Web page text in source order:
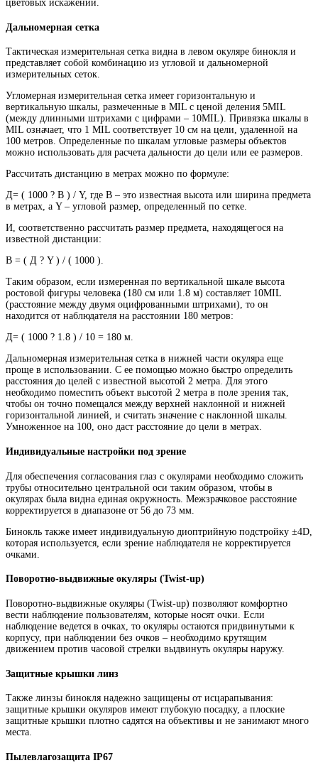
цветовых искажений.
Дальномерная сетка
Тактическая измерительная сетка видна в левом окуляре бинокля и
представляет собой комбинацию из угловой и дальномерной
измерительных сеток.
Угломерная измерительная сетка имеет горизонтальную и
вертикальную шкалы, размеченные в MIL с ценой деления 5MIL
(между длинными штрихами с цифрами – 10MIL). Привязка шкалы в
MIL означает, что 1 MIL соответствует 10 см на цели, удаленной на
100 метров. Определенные по шкалам угловые размеры объектов
можно использовать для расчета дальности до цели или ее размеров.
Рассчитать дистанцию в метрах можно по формуле:
Д= ( 1000 ? В ) / Y, где В – это известная высота или ширина предмета
в метрах, а Y – угловой размер, определенный по сетке.
И, соответственно рассчитать размер предмета, находящегося на
известной дистанции:
В = ( Д ? Y ) / ( 1000 ).
Таким образом, если измеренная по вертикальной шкале высота
ростовой фигуры человека (180 см или 1.8 м) составляет 10MIL
(расстояние между двумя оцифрованными штрихами), то он
находится от наблюдателя на расстоянии 180 метров:
Д= ( 1000 ? 1.8 ) / 10 = 180 м.
Дальномерная измерительная сетка в нижней части окуляра еще
проще в использовании. С ее помощью можно быстро определить
расстояния до целей с известной высотой 2 метра. Для этого
необходимо поместить объект высотой 2 метра в поле зрения так,
чтобы он точно помещался между верхней наклонной и нижней
горизонтальной линией, и считать значение с наклонной шкалы.
Умноженное на 100, оно даст расстояние до цели в метрах.
Индивидуальные настройки под зрение
Для обеспечения согласования глаз с окулярами необходимо сложить
трубы относительно центральной оси таким образом, чтобы в
окулярах была видна единая окружность. Межзрачковое расстояние
корректируется в диапазоне от 56 до 73 мм.
Бинокль также имеет индивидуальную диоптрийную подстройку ±4D,
которая используется, если зрение наблюдателя не корректируется
очками.
Поворотно-выдвижные окуляры (Twist-up)
Поворотно-выдвижные окуляры (Twist-up) позволяют комфортно
вести наблюдение пользователям, которые носят очки. Если
наблюдение ведется в очках, то окуляры остаются придвинутыми к
корпусу, при наблюдении без очков – необходимо крутящим
движением против часовой стрелки выдвинуть окуляры наружу.
Защитные крышки линз
Также линзы бинокля надежно защищены от исцарапывания:
защитные крышки окуляров имеют глубокую посадку, а плоские
защитные крышки плотно садятся на объективы и не занимают много
места.
Пылевлагозащита IP67